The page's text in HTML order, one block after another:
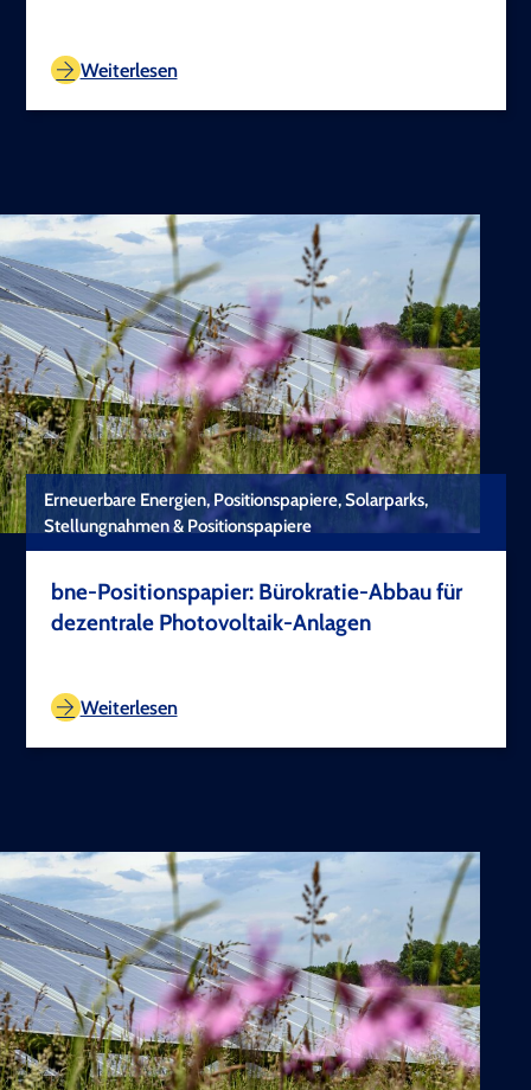
Weiterlesen
Erneuerbare Energien, Positionspapiere, Solarparks,
Stellungnahmen & Positionspapiere
bne-Positionspapier: Bürokratie-Abbau für
dezentrale Photovoltaik-Anlagen
Weiterlesen